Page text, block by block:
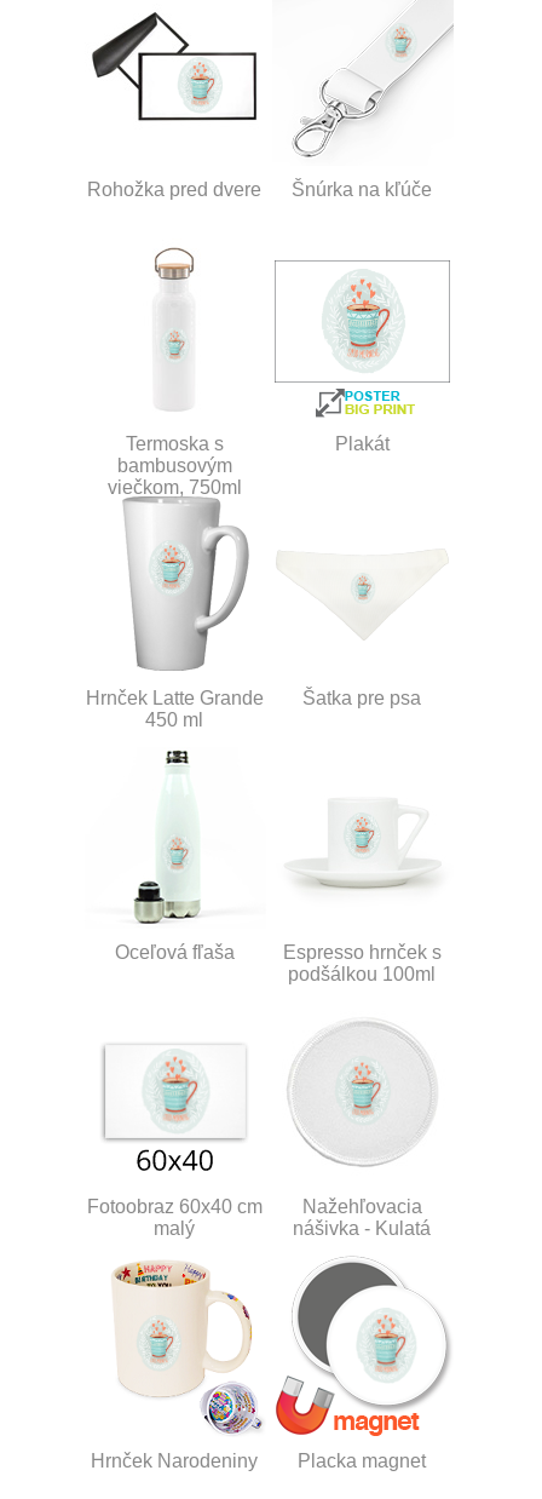
Rohožka pred dvere Šnúrka na kľúče
Termoska s
bambusovým
viečkom, 750ml
Plakát
Hrnček Latte Grande
450 ml
Šatka pre psa
Oceľová fľaša
Espresso hrnček s
podšálkou 100ml
Fotoobraz 60x40 cm
malý
Nažehľovacia
nášivka - Kulatá
Hrnček Narodeniny Placka magnet